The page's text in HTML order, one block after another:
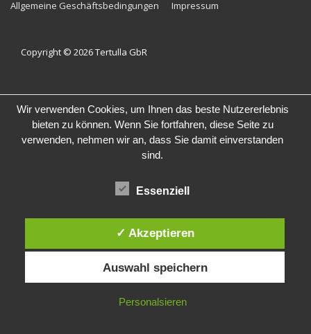
Footer-
Allgemeine Geschäftsbedingungen Impressum
Copyright © 2026Tertulla GbR
Wir verwenden Cookies, um Ihnen das beste Nutzererlebnis
bieten zu können. Wenn Sie fortfahren, diese Seite zu
verwenden, nehmen wir an, dass Sie damit einverstanden
sind.
Essenziell
✓ Akzeptieren
Auswahl speichern
Personalsieren